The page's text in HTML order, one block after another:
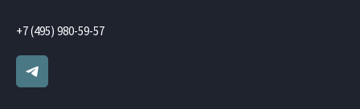
+7 (495) 980-59-57